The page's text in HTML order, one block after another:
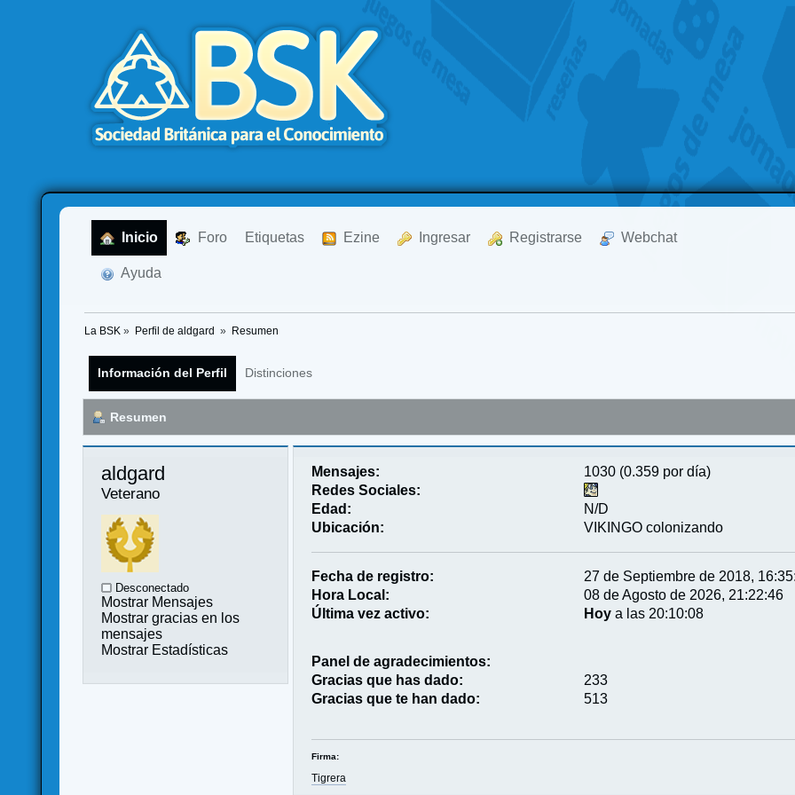
Inicio Foro Etiquetas Ezine Ingresar Registrarse Webchat
Ayuda
La BSK » Perfil de aldgard » Resumen
Información del Perfil Distinciones
Resumen
aldgard
Veterano
Desconectado
Mostrar Mensajes
Mostrar gracias en los
mensajes
Mostrar Estadísticas
Mensajes:
1030 (0.359 por día)
Redes Sociales:
Edad:
N/D
Ubicación:
VIKINGO colonizando
Fecha de registro:
27 de Septiembre de 2018,
Hora Local:
08 de Agosto de 2026, 21:22:46
Última vez activo:
Hoy a las 20:10:08
Panel de agradecimientos:
Gracias que has dado:
233
Gracias que te han dado:
513
Firma:
Tigrera